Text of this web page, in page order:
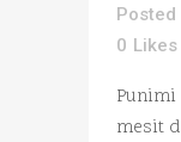
Posted
0 Likes
Punimi
mesit